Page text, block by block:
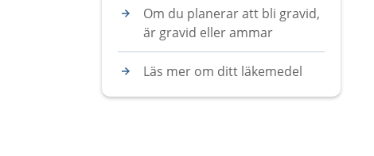
Om du planerar att bli gravid,
är gravid eller ammar
Läs mer om ditt läkemedel